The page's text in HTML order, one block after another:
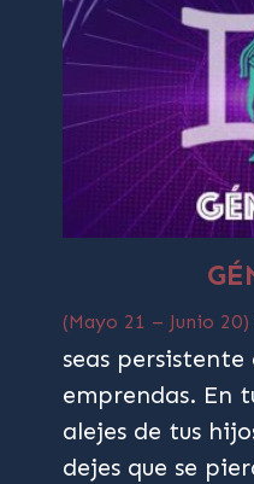
(Mayo 21 – Junio 20)
seas
emprendas. En
alejes de tus
dejes que se